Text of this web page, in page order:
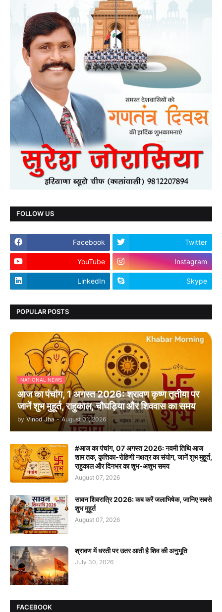
FOLLOW US
Facebook Twitter
YouTube Instagram
LinkedIn Skype
POPULAR POSTS
NATIONAL NEWS
आज का पंचांग, 1 अगस्त 2026: श्रावण कृष्ण तृतीया पर
जानें शुभ मुहूर्त, राहुकाल, चौघड़िया और शिववास का समय
by Vinod Jha - August 01, 2026
#आज का पंचांग, 07 अगस्त 2026: नवमी तिथि आज
शाम तक, कृत्तिका-रोहिणी नक्षत्र का संयोग, जानें शुभ मुहूर्त,
राहुकाल और दिनभर का शुभ-अशुभ समय
August 07, 2026
सावन शिवरात्रि 2026: कब करें जलाभिषेक, जानिए सबसे
शुभ मुहूर्त
August 07, 2026
श्रावण में धरती पर उतर आती है शिव की अनुभूति
July 30, 2026
FACEBOOK